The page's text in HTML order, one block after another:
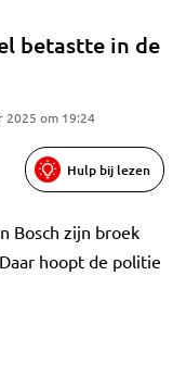
betastte in de
2025 om 19:24
Hulp bij lezen
Bosch zijn broek
hoopt de politie